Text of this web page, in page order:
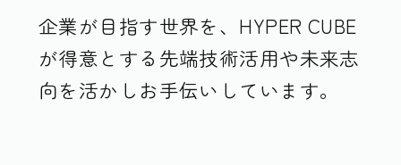
企業が目指す世界を、HYPER CUBE
が得意とする先端技術活用や未来志
向を活かしお手伝いしています。